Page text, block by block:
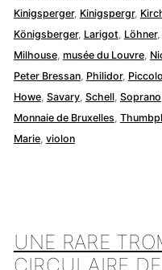
Kinigsperger, Kinigspergr,
Königsberger, Larigot, Löhner,
Milhouse, musée du Louvre,
Peter Bressan, Philidor, Piccolo
Howe, Savary, Schell, Soprano
Monnaie de Bruxelles,
Marie, violon
UNE RARE
CIRCULAIRE